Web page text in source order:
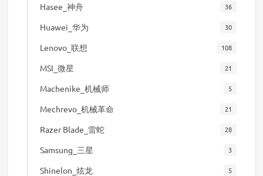
Hasee_神舟 36
Huawei_华为 30
Lenovo_联想 108
MSI_微星 21
Machenike_机械师 5
Mechrevo_机械革命 21
Razer Blade_雷蛇 28
Samsung_三星 3
Shinelon_炫龙 5